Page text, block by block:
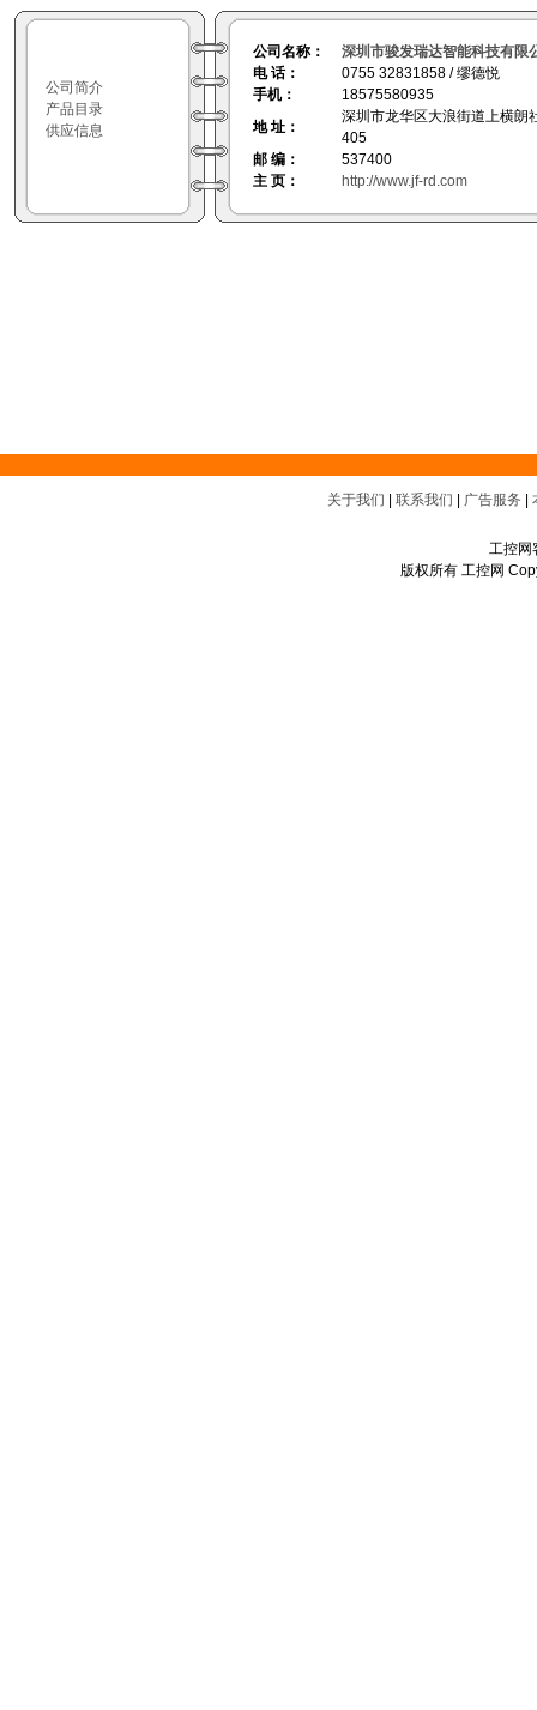
公司简介
产品目录
供应信息
公司名称：
深圳市骏发瑞达智能科技有限
电 话：
0755 32831858 / 缪德悦
手机：
18575580935
地 址：
深圳市龙华区大浪街道上横朗
405
邮 编：
537400
主 页：
http://www.jf-rd.com
关于我们 联系我们 广告服务
工控网
版权所有 工控网